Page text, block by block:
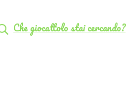
Che giocattolo stai cercando?